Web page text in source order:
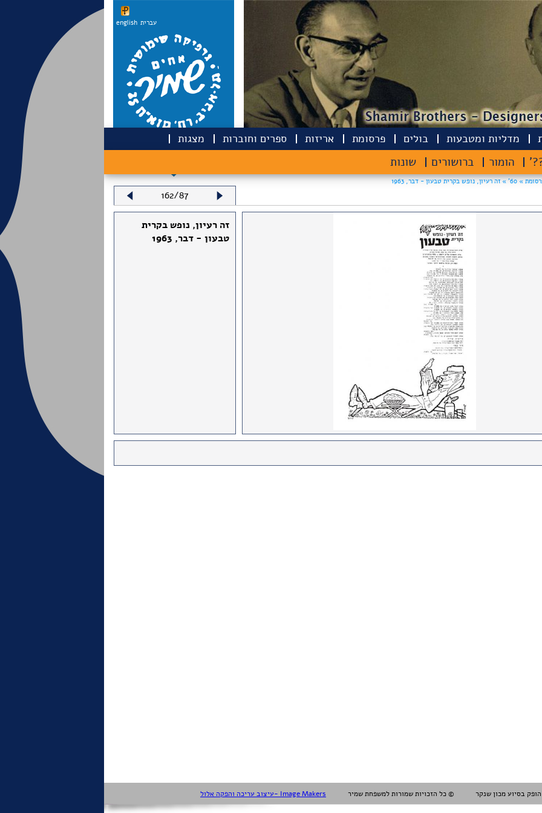
english עברית
מדליות ומטבעות בולים פרסומת
הומור ברושורים שונות
אריזות ספרים וחוברות
מצגות
»
60' » זה רעיון, נופש בקרית טבעון - דבר, 1963
162/87
זה רעיון, נופש בקרית
טבעון - דבר, 1963
עיצוב עריכה והפקה אלול- Image Makers